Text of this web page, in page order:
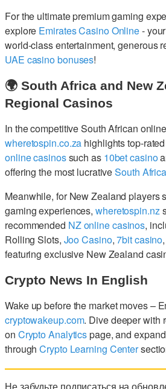
For the ultimate premium gaming
explore Emirates Casino Online-
world-class entertainment, generous
UAE casino bonuses!
🌍 South Africa and New
Regional Casinos
In the competitive South African
wheretospin.co.za highlights top-
online casinossuch as 10bet casino
offering the most lucrativeSouth
Meanwhile, for New Zealand players
gaming experiences, wheretospin.nz
recommended NZ online casinos,
Rolling Slots, Joo Casino,7bit casino
featuring exclusive New Zealand
Crypto News In English
Wake up before the market moves –
cryptowakeup.com. Dive deeper with
on Crypto Analyticspage, and
throughCrypto Learning Center